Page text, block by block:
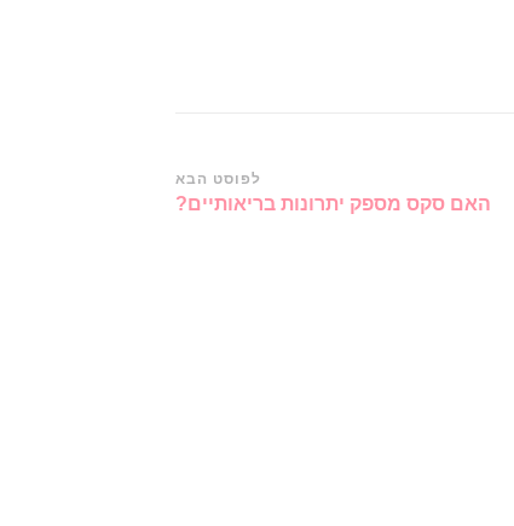
לפוסט הבא
האם סקס מספק יתרונות בריאותיים?